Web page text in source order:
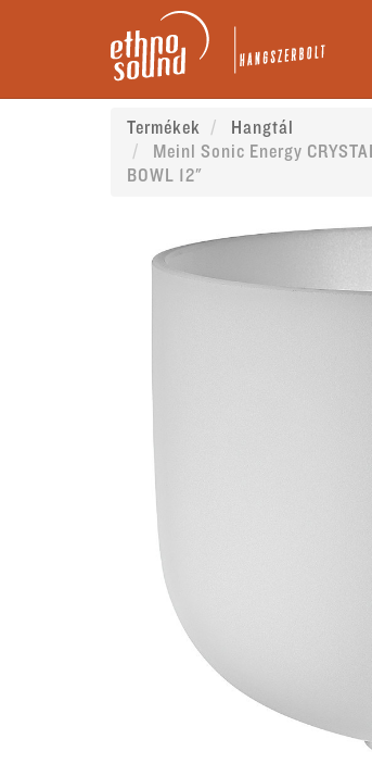
Termékek
Hangtál
Meinl Sonic Energy
BOWL 12"